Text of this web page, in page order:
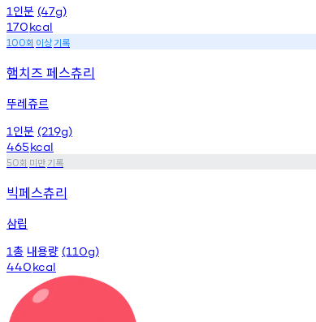
1 인분 (47g)
170kcal
100회 이상기록
햄치즈 페스츄리
뚜레쥬르
1 인분 (219g)
465kcal
50회 미만기록
빅페스츄리
삼립
1총 내용량 (110g)
440kcal